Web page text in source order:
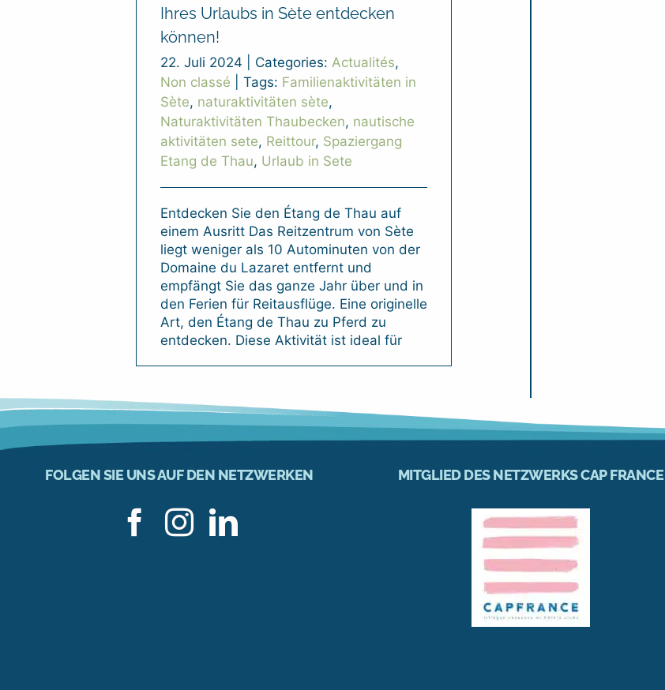
Ihres Urlaubs in Sète entdecken
können!
22. Juli 2024 Categories: Actualités,
Non classé
Tags: Familienaktivitäten in
Sète, naturaktivitäten sète,
Naturaktivitäten Thaubecken, nautische
aktivitäten sete, Reittour, Spaziergang
Etang de Thau, Urlaub in Sete
Entdecken Sie den Étang de Thau auf
einem Ausritt Das Reitzentrum von Sète
liegt weniger als 10 Autominuten von der
Domaine du Lazaret entfernt und
empfängt Sie das ganze Jahr über und in
den Ferien für Reitausflüge. Eine originelle
Art, den Étang de Thau zu Pferd zu
entdecken. Diese Aktivität ist ideal für
FOLGEN SIE UNS AUF DEN NETZWERKEN MITGLIED DES NETZWERKS CAP FRANCE